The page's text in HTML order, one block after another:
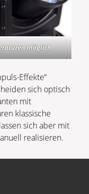
möglich
Effekte“
sich optisch
mit
klassische
sich aber mit
realisieren.
und